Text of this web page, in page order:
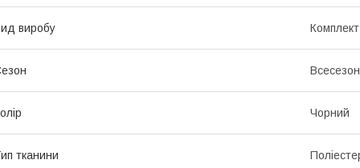
виробу Комплект
Чорний
тканини